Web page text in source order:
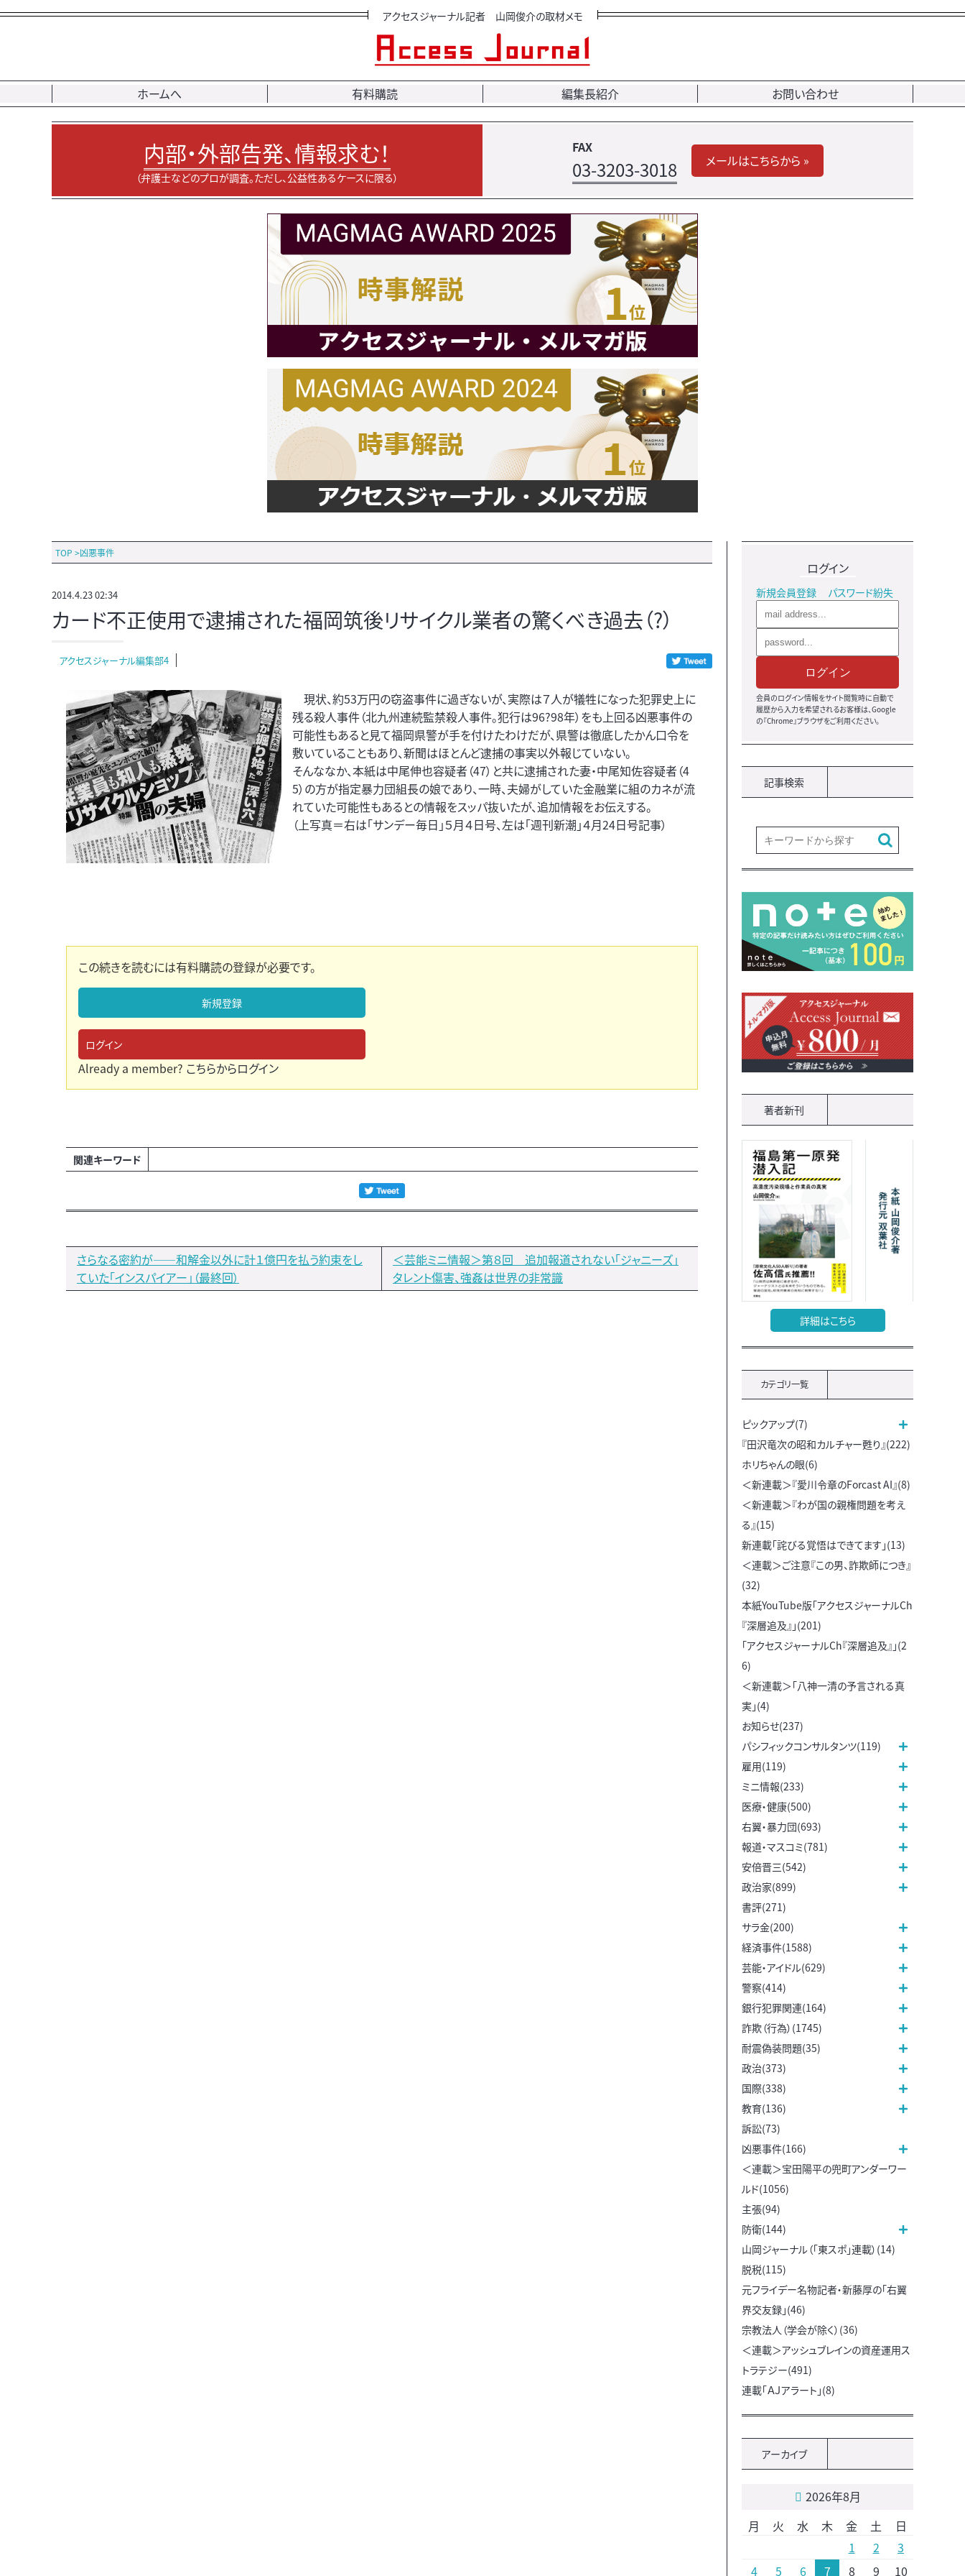
アクセスジャーナル記者 山岡俊介の取材メモ
ホームへ 有料購読 編集長紹介 お問い合わせ
内部・外部告発、情報求む！
（弁護士などのプロが調査。ただし、公益性あるケースに限る）
FAX
03-3203-3018 メールはこちらから »
TOP >凶悪事件
2014.4.23 02:34
カード不正使用で逮捕された福岡筑後リサイクル業者の驚くべき過去（?）
アクセスジャーナル編集部4
現状、約53万円の窃盗事件に過ぎないが、実際は７人が犠牲になった犯罪史上に
残る殺人事件（北九州連続監禁殺人事件。犯行は96?98年）をも上回る凶悪事件の
可能性もあると見て福岡県警が手を付けたわけだが、県警は徹底したかん口令を
敷いていることもあり、新聞はほとんど逮捕の事実以外報じていない。
そんななか、本紙は中尾伸也容疑者（47）と共に逮捕された妻・中尾知佐容疑者（4
5）の方が指定暴力団組長の娘であり、一時、夫婦がしていた金融業に組のカネが流
れていた可能性もあるとの情報をスッパ抜いたが、追加情報をお伝えする。
（上写真＝右は「サンデー毎日」５月４日号、左は「週刊新潮」４月24日号記事）
この続きを読むには有料購読の登録が必要です。
新規登録
ログイン
Already a member? こちらからログイン
関連キーワード
さらなる密約が――和解金以外に計１億円を払う約束をし
ていた「インスパイアー」（最終回）
＜芸能ミニ情報＞第８回 追加報道されない「ジャニーズ」
タレント傷害、強姦は世界の非常識
ログイン
新規会員登録 パスワード紛失
ログイン
会員のログイン情報をサイト閲覧時に自動で
履歴から入力を希望されるお客様は、Google
の『Chrome』ブラウザをご利用ください。
記事検索
著者新刊
詳細はこちら
カテゴリ一覧
ピックアップ(7)
『田沢竜次の昭和カルチャー甦り』(222)
ホリちゃんの眼(6)
＜新連載＞『愛川令章のForcast AI』(8)
＜新連載＞『わが国の親権問題を考え
る』(15)
新連載「詫びる覚悟はできてます」(13)
＜連載＞ご注意『この男、詐欺師につき』
(32)
本紙YouTube版「アクセスジャーナルCh
『深層追及』」(201)
「アクセスジャーナルCh『深層追及』」(2
6)
＜新連載＞「八神一清の予言される真
実」(4)
お知らせ(237)
パシフィックコンサルタンツ(119)
雇用(119)
ミニ情報(233)
医療・健康(500)
右翼・暴力団(693)
報道・マスコミ(781)
安倍晋三(542)
政治家(899)
書評(271)
サラ金(200)
経済事件(1588)
芸能・アイドル(629)
警察(414)
銀行犯罪関連(164)
詐欺（行為）(1745)
耐震偽装問題(35)
政治(373)
国際(338)
教育(136)
訴訟(73)
凶悪事件(166)
＜連載＞宝田陽平の兜町アンダーワー
ルド(1056)
主張(94)
防衛(144)
山岡ジャーナル（「東スポ」連載）(14)
脱税(115)
元フライデー名物記者・新藤厚の「右翼
界交友録」(46)
宗教法人（学会が除く）(36)
＜連載＞アッシュブレインの資産運用ス
トラテジー(491)
連載「ＡＪアラート」(8)
アーカイブ
2026年8月
月
火 水 木 金 土
日
1
2
3
4
5 6 7 8 9 10